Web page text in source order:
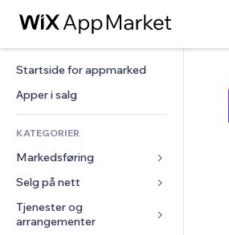
Startside for appmarked
Apper i salg
KATEGORIER
Markedsføring
Annonser
Mobil
Analyser
Selg på nett
Apper for butikker
Frakt og levering
Tjenester og
arrangementer